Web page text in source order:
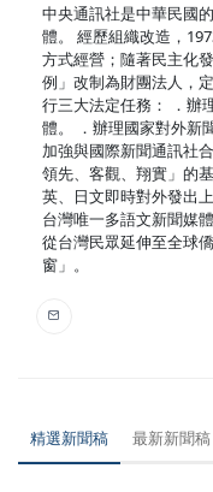
中央通訊社是中華民國
體。 經歷組織改造，
方式經營；隨著民主化
例」改制為財團法人，
行三大法定任務： ．辦
體。 ．辦理國家對外新
加強與國際新聞通訊社
領先、客觀、翔實」的
英、日文即時對外發出
台灣唯一多語文新聞媒
從台灣民眾延伸至全球
窗」。
精選新聞稿 最新新聞稿